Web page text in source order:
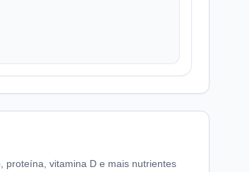
proteína, vitamina D e mais nutrientes